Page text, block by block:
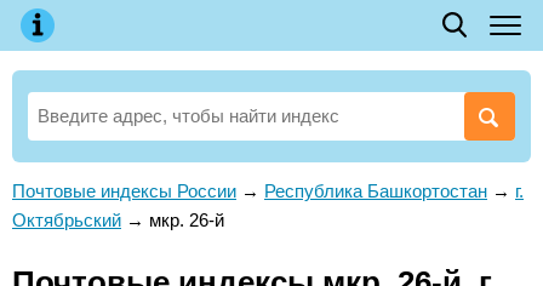
Почтовые индексы России → Республика Башкортостан → г.
Октябрьский → мкр. 26-й